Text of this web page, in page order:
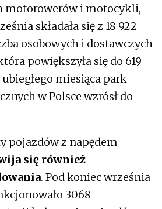
motorowerów i motocykli,
składała się z 18 922
osobowych i dostawczych
powiększyła się do 619
miesiąca park
w Polsce wzrósł do
pojazdów z napędem
się również
. Pod koniec września
3068